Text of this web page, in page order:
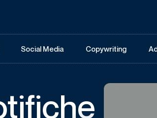
Social Media Copywriting